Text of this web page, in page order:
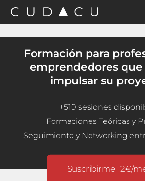
Saltar
a
navegación
Saltar
al
principal
Saltar
a
Formación para
emprendedores
impulsar su
+510 sesiones
Formaciones Teóricas y
Seguimiento y Networking
Suscribirme 12€/